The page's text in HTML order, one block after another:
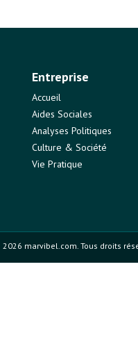
Entreprise
Accueil
Aides Sociales
Analyses Politiques
Culture & Société
Vie Pratique
marvibel.com. Tous droits